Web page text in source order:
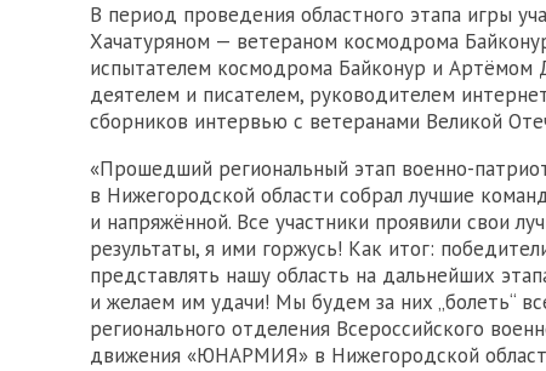
В период проведения областного этапа игры
Хачатуряном — ветераном космодрома
испытателем космодрома Байконур и
деятелем и писателем, руководителем
сборников интервью с ветеранами Великой
«Прошедший региональный этап военно-
в Нижегородской области собрал лучшие
и напряжённой. Все участники проявили свои
результаты, я ими горжусь! Как итог:
представлять нашу область на дальнейших
и желаем им удачи! Мы будем за них „болеть“
регионального отделения Всероссийского
движения «ЮНАРМИЯ» в Нижегородской